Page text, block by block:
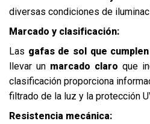
diversas condiciones de
Marcado y clasificación:
Las gafas de sol que
llevar un marcado claro que
clasificación proporciona
filtrado de la luz y la protección
Resistencia mecánica: